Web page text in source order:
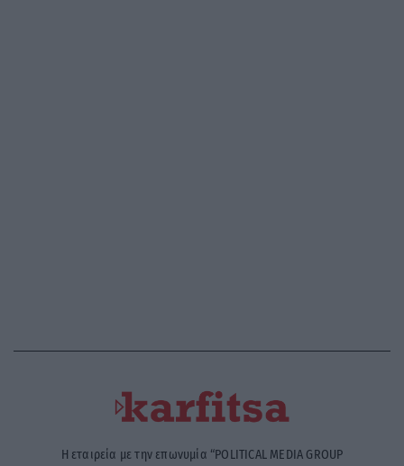
Η εταιρεία με την επωνυμία “POLITICAL MEDIA GROUP